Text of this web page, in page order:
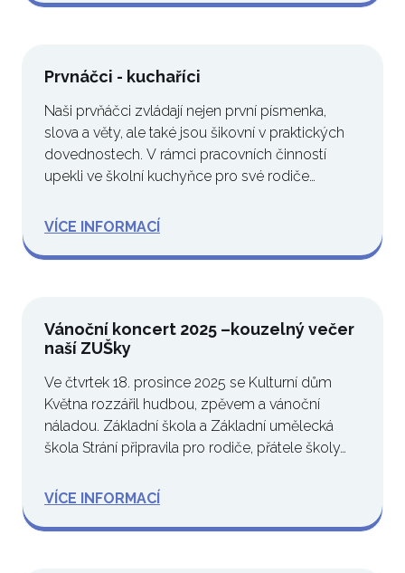
Prvnáčci - kuchaříci
Naši prvňáčci zvládají nejen první písmenka,
slova a věty, ale také jsou šikovní v praktických
dovednostech. V rámci pracovních činností
upekli ve školní kuchyňce pro své rodiče…
VÍCE INFORMACÍ
Vánoční koncert 2025 –kouzelný večer
naší ZUŠky
Ve čtvrtek 18. prosince 2025 se Kulturní dům
Května rozzářil hudbou, zpěvem a vánoční
náladou. Základní škola a Základní umělecká
škola Strání připravila pro rodiče, přátele školy…
VÍCE INFORMACÍ